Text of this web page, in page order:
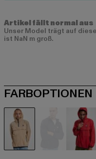
Artikel fällt normal aus
Unser Model trägt auf
ist NaN m groß.
FARBOPTIONEN